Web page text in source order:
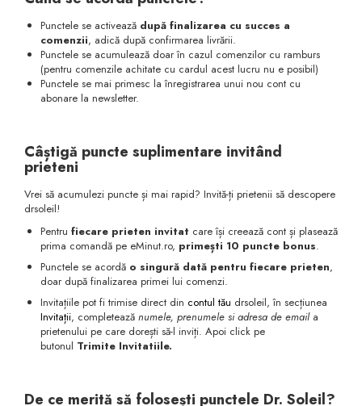
Punctele se activează după finalizarea cu succes a
comenzii, adică după confirmarea livrării.
Punctele se acumulează doar în cazul comenzilor cu ramburs
(pentru comenzile achitate cu cardul acest lucru nu e posibil)
Punctele se mai primesc la înregistrarea unui nou cont cu
abonare la newsletter.
Câștigă puncte suplimentare invitând
prieteni
Vrei să acumulezi puncte și mai rapid? Invită-ți prietenii să descopere
drsoleil!
Pentru fiecare prieten invitat care își creează cont și plasează
prima comandă pe eMinut.ro, primești 10 puncte bonus.
Punctele se acordă o singură dată pentru fiecare prieten,
doar după finalizarea primei lui comenzi.
Invitațiile pot fi trimise direct din contul tău drsoleil, în secțiunea
Invitații, completează numele, prenumele si adresa de emaila
prietenului pe care dorești să-l inviți. Apoi click pe
butonul Trimite Invitatiile.
De ce merită să folosești punctele Dr. Soleil?